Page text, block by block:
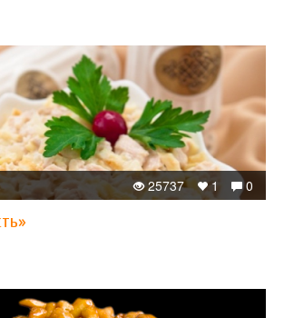
0
1
25737